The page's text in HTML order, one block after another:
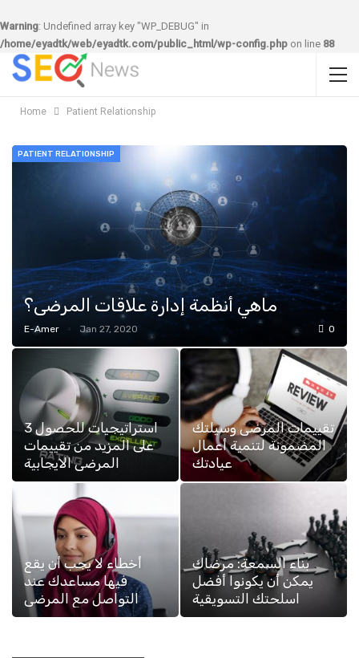
Warning: Undefined array key "WP_DEBUG" in
/home/eyadtk/web/eyadtk.com/public_html/wp-config.php on line 88
Home Patient Relationship
PATIENT RELATIONSHIP
ماهي أنظمة إدارة علاقات المرضى؟
E-Amer Jan 27, 2020 0
3 استراتيجيات للحصول
على المزيد من تقييمات
المرضى الايجابية
تقييمات المرضى وسيلتك
المضمونة لتنمية أعمال
عيادتك
أخطاء لا يجب أن يقع
فيها مساعدك عند
التواصل مع المرضى
بناء السمعة: مرضاك
يمكن أن يكونوا أفضل
اسلحتك التسويقية